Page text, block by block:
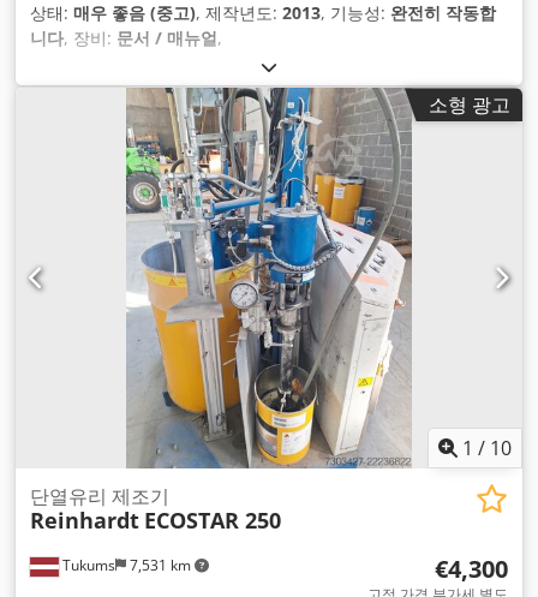
상태: 매우 좋음 (중고), 제작년도: 2013, 기능성: 완전히 작동합
니다, 장비: 문서 / 매뉴얼,
소형 광고
1 / 10
Tukums 7,531 km
단열유리 제조기
Reinhardt ECOSTAR 250
€4,300